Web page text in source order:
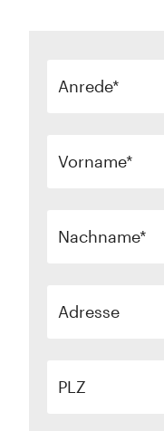
Anrede
Vorname
Nachname
Adresse
PLZ